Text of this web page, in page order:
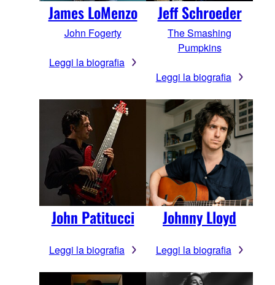
James LoMenzo
John Fogerty
Leggi la biografia
Jeff Schroeder
The Smashing
Pumpkins
Leggi la biografia
John Patitucci
Leggi la biografia
Johnny Lloyd
Leggi la biografia